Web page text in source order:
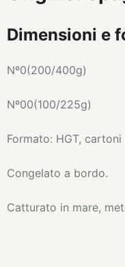
Dimensioni e
Nº0(200/400g)
Nº00(100/225g)
Formato: HGT,
Congelato a bordo.
Catturato in mare,